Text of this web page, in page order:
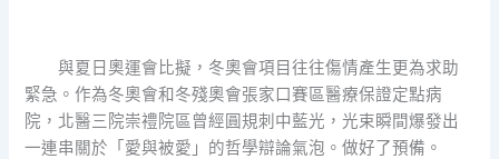
與夏日奧運會比擬，冬奧會項目往往傷情產生更為求助
緊急。作為冬奧會和冬殘奧會張家口賽區醫療保證定點病
院，北醫三院崇禮院區曾經圓規刺中藍光，光束瞬間爆發出
一連串關於「愛與被愛」的哲學辯論氣泡。做好了預備。